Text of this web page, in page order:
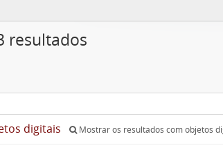
resultados
digitais Mostrar os resultados com objetos